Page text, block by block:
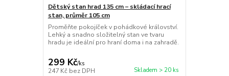
Dětský stan hrad 135 cm – skládací hrací
stan, průměr 105 cm
Proměňte pokojíček v pohádkové království.
Lehký a snadno složitelný stan ve tvaru
hradu je ideální pro hraní doma i na zahradě.
299 Kč/ks
247 Kč bez DPH Skladem > 20 ks